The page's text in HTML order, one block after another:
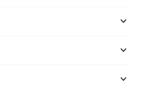
keyboard_arrow_down
keyboard_arrow_down
keyboard_arrow_down